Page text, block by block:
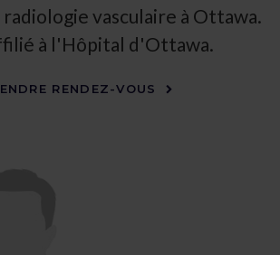
vasculaire à Ottawa.
à l'Hôpital d'Ottawa.
RENDEZ-VOUS